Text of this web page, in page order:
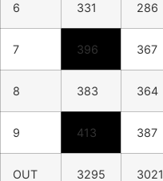
6 331 286
7 396 367
8 383 364
9 413 387
OUT 3295 3021